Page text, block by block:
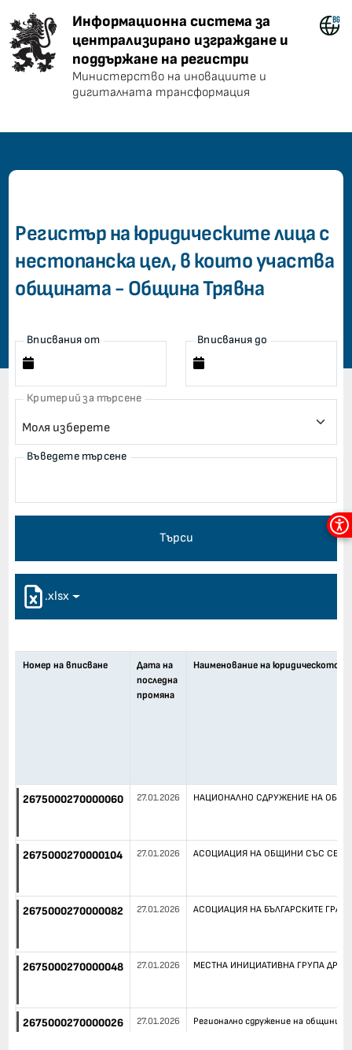
Информационна система за
Информационна система за
централизирано изграждане и
поддържане на регистри
Министерство на иновациите и
дигиталната трансформация
Регистър на юридическите лица с
нестопанска цел, в които участва
общината - Община Трявна
Вписвания от Вписвания до
Критерий за търсене
Въведете търсене
Търси
.xlsx
Номер на вписване
Дата на
последна
промяна
Наименование на юридическото
2675000270000060 27.01.2026 НАЦИОНАЛНО СДРУЖЕНИЕ НА
2675000270000104 27.01.2026 АСОЦИАЦИЯ НА ОБЩИНИ СЪС
2675000270000082 27.01.2026 АСОЦИАЦИЯ НА БЪЛГАРСКИТЕ
2675000270000048 27.01.2026 МЕСТНА ИНИЦИАТИВНА ГРУПА
2675000270000026 27.01.2026 Регионално сдружение на общини